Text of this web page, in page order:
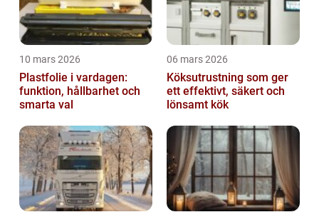
10 mars 2026
Plastfolie i vardagen:
funktion, hållbarhet och
smarta val
06 mars 2026
Köksutrustning som ger
ett effektivt, säkert och
lönsamt kök